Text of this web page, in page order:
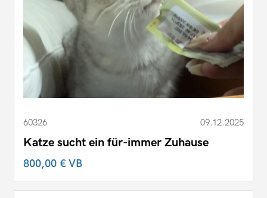
60326 09.12.2025
Katze sucht ein für-immer Zuhause
800,00 €VB